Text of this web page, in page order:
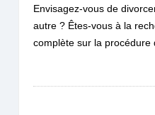
Envisagez-vous de
autre ? Êtes-vous à la
complète sur la procédure